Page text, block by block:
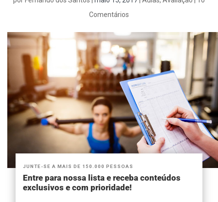
Comentários
JUNTE-SE A MAIS DE 150.000 PESSOAS
Entre para nossa lista e receba conteúdos
exclusivos e com prioridade!